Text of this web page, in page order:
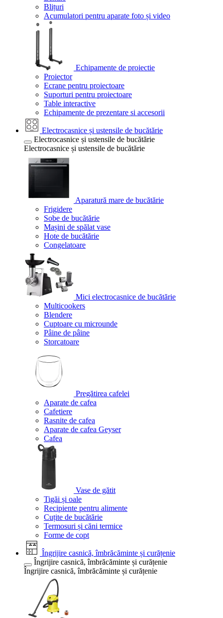
Blițuri
Acumulatori pentru aparate foto și video
Echipamente de proiectie
Proiector
Ecrane pentru proiectoare
Suporturi pentru proiectoare
Table interactive
Echipamente de prezentare si accesorii
Electrocasnice și ustensile de bucătărie
Electrocasnice și ustensile de bucătărie
Electrocasnice și ustensile de bucătărie
Aparatură mare de bucătărie
Frigidere
Sobe de bucătărie
Mașini de spălat vase
Hote de bucătărie
Congelatoare
Mici electrocasnice de bucătărie
Multicookers
Blendere
Cuptoare cu microunde
Pâine de pâine
Storcatoare
Pregătirea cafelei
Aparate de cafea
Cafetiere
Rasnite de cafea
Aparate de cafea Geyser
Cafea
Vase de gătit
Tigăi și oale
Recipiente pentru alimente
Cuțite de bucătărie
Termosuri și căni termice
Forme de copt
Îngrijire casnică, îmbrăcăminte și curățenie
Îngrijire casnică, îmbrăcăminte și curățenie
Îngrijire casnică, îmbrăcăminte și curățenie